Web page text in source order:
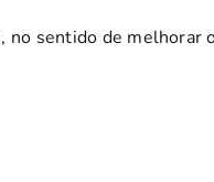
no sentido de melhorar